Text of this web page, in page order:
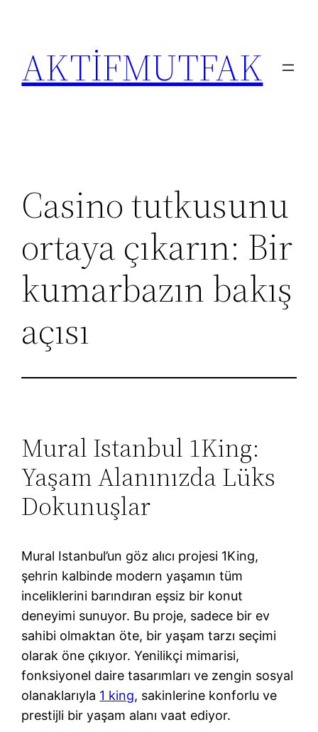
AKTİFMUTFAK
Casino tutkusunu
ortaya çıkarın: Bir
kumarbazın bakış
açısı
Mural Istanbul 1King:
Yaşam Alanınızda Lüks
Dokunuşlar
Mural Istanbul’un göz alıcı projesi 1King,
şehrin kalbinde modern yaşamın tüm
inceliklerini barındıran eşsiz bir konut
deneyimi sunuyor. Bu proje, sadece bir ev
sahibi olmaktan öte, bir yaşam tarzı seçimi
olarak öne çıkıyor. Yenilikçi mimarisi,
fonksiyonel daire tasarımları ve zengin sosyal
olanaklarıyla 1 king, sakinlerine konforlu ve
prestijli bir yaşam alanı vaat ediyor.